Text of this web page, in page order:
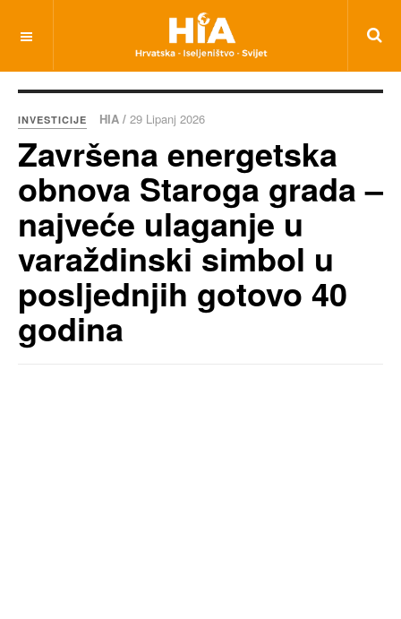
INVESTICIJE HIA / 29 Lipanj 2026
Završena energetska
obnova Staroga grada –
najveće ulaganje u
varaždinski simbol u
posljednjih gotovo 40
godina